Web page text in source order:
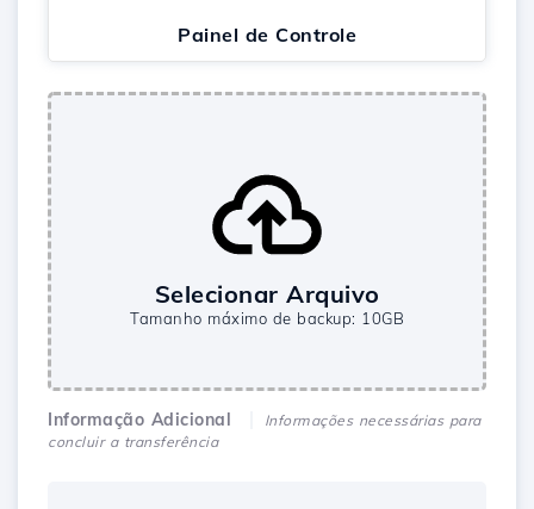
Painel de Controle
Selecionar Arquivo
Tamanho máximo de backup: 10GB
Informação Adicional
Informações necessárias para
concluir a transferência